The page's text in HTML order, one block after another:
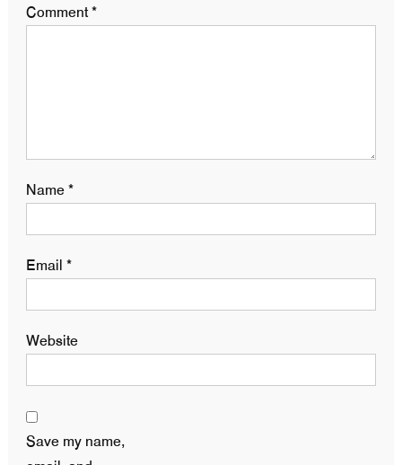
Comment*
Name*
Email *
Website
Save my name,